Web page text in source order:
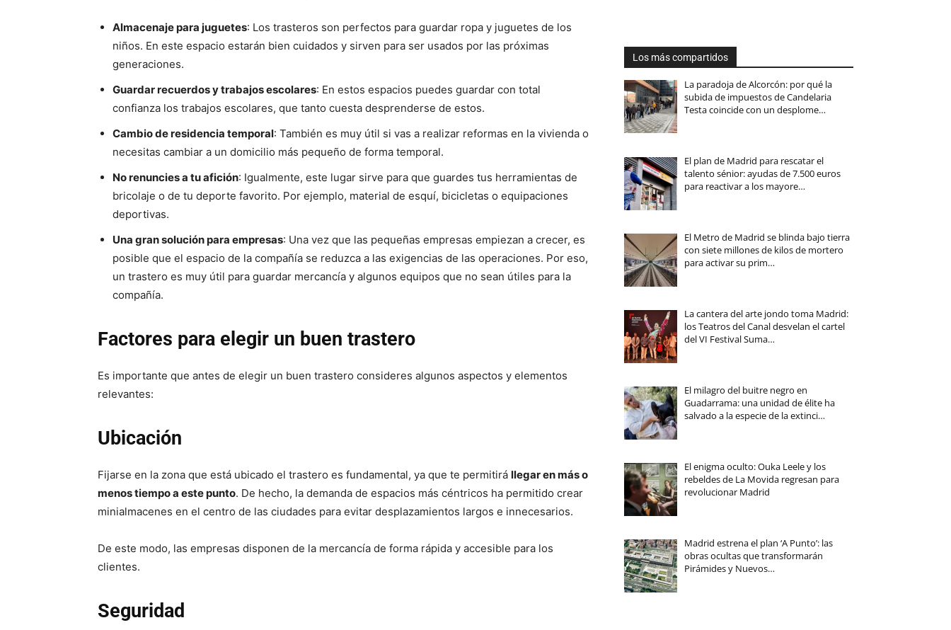
Almacenaje para juguetes: Los trasteros son perfectos para guardar ropa y juguetes de los
niños. En este espacio estarán bien cuidados y sirven para ser usados por las próximas
generaciones.
Guardar recuerdos y trabajos escolares: En estos espacios puedes guardar con total
confianza los trabajos escolares, que tanto cuesta desprenderse de estos.
Cambio de residencia temporal: También es muy útil si vas a realizar reformas en la vivienda o
necesitas cambiar a un domicilio más pequeño de forma temporal.
No renuncies a tu afición: Igualmente, este lugar sirve para que guardes tus herramientas de
bricolaje o de tu deporte favorito. Por ejemplo, material de esquí, bicicletas o equipaciones
deportivas.
Una gran solución para empresas: Una vez que las pequeñas empresas empiezan a crecer, es
posible que el espacio de la compañía se reduzca a las exigencias de las operaciones. Por eso,
un trastero es muy útil para guardar mercancía y algunos equipos que no sean útiles para la
compañía.
Factores para elegir un buen trastero
Es importante que antes de elegir un buen trastero consideres algunos aspectos y elementos
relevantes:
Ubicación
Fijarse en la zona que está ubicado el trastero es fundamental, ya que te permitirá llegar en más o
menos tiempo a este punto. De hecho, la demanda de espacios más céntricos ha permitido crear
minialmacenes en el centro de las ciudades para evitar desplazamientos largos e innecesarios.
De este modo, las empresas disponen de la mercancía de forma rápida y accesible para los
clientes.
Seguridad
Los más compartidos
La paradoja de Alcorcón: por qué la
subida de impuestos de Candelaria
Testa coincide con un desplome…
El plan de Madrid para rescatar el
talento sénior: ayudas de 7.500 euros
para reactivar a los mayore…
El Metro de Madrid se blinda bajo tierra
con siete millones de kilos de mortero
para activar su prim…
La cantera del arte jondo toma Madrid:
los Teatros del Canal desvelan el cartel
del VI Festival Suma…
El milagro del buitre negro en
Guadarrama: una unidad de élite ha
salvado a la especie de la extinci…
El enigma oculto: Ouka Leele y los
rebeldes de La Movida regresan para
revolucionar Madrid
Madrid estrena el plan ‘A Punto’: las
obras ocultas que transformarán
Pirámides y Nuevos…